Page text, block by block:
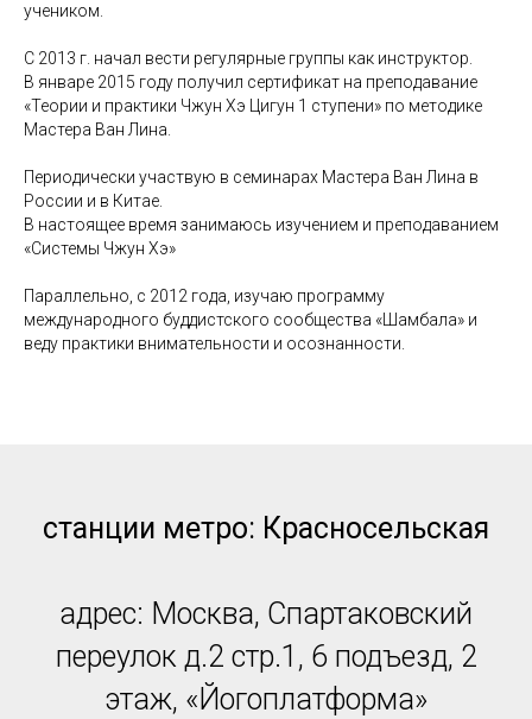
учеником.
С 2013 г. начал вести регулярные группы как инструктор.
В январе 2015 году получил сертификат на преподавание
«Теории и практики Чжун Хэ Цигун 1 ступени» по методике
Мастера Ван Лина.
Периодически участвую в семинарах Мастера Ван Лина в
России и в Китае.
В настоящее время занимаюсь изучением и преподаванием
«Системы Чжун Хэ»
Параллельно, с 2012 года, изучаю программу
международного буддистского сообщества «Шамбала» и
веду практики внимательности и осознанности.
станции метро: Красносельская
адрес: Москва, Спартаковский
переулок д.2 стр.1, 6 подъезд, 2
этаж, «Йогоплатформа»